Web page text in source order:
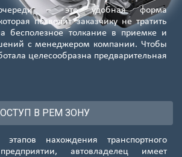
– это удобная форма
позволит заказчику не тратить
бесполезное толкание в приемке и
с менеджером компании. Чтобы
целесообразна предварительная
В РЕМ ЗОНУ
нахождения транспортного
автовладелец имеет